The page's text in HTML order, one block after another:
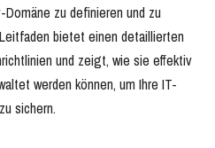
zu definieren und zu
bietet einen detaillierten
und zeigt, wie sie effektiv
werden können, um Ihre IT-
sichern.